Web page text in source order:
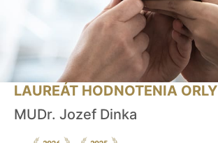
LAUREÁT HODNOTENIA ORLY
MUDr. Jozef Dinka